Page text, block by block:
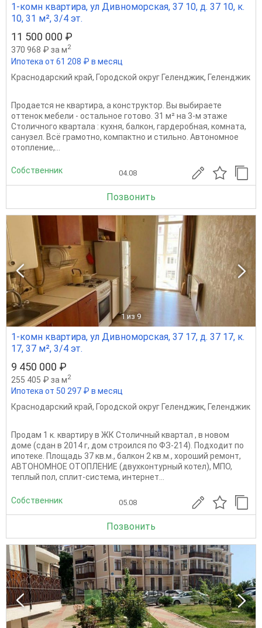
1-комн квартира, ул Дивноморская, 37 10, д. 37 10, к.
10, 31 м², 3/4 эт.
11 500 000 ₽
370 968 ₽ за м2
Ипотека от 61 208 ₽ в месяц
Краснодарский край, Городской округ Геленджик, Геленджик
Продается не квартира, а конструктор. Вы выбираете
оттенок мебели - остальное готово. 31 м² на 3-м этаже
Столичного квартала : кухня, балкон, гардеробная, комната,
санузел. Всё грамотно, компактно и стильно. Автономное
отопление,...
Собственник 04.08
Позвонить
1 из 9
1-комн квартира, ул Дивноморская, 37 17, д. 37 17, к.
17, 37 м², 3/4 эт.
9 450 000 ₽
255 405 ₽ за м2
Ипотека от 50 297 ₽ в месяц
Краснодарский край, Городской округ Геленджик, Геленджик
Продам 1 к. квартиру в ЖК Столичный квартал , в новом
доме (сдан в 2014 г, дом строился по ФЗ-214). Подходит по
ипотеке. Площадь 37 кв.м., балкон 2 кв.м., хороший ремонт,
АВТОНОМНОЕ ОТОПЛЕНИЕ (двухконтурный котел), МПО,
теплый пол, сплит-система, интернет...
Собственник 05.08
Позвонить